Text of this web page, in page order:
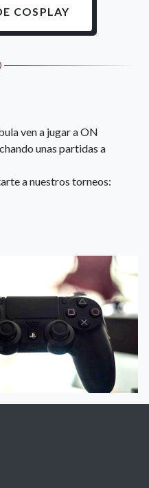
COSPLAY
ven a jugar a ON
unas partidas a
a nuestros torneos: